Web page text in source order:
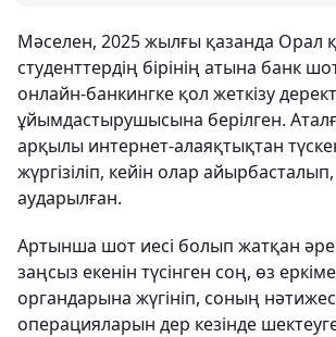
Мәселен, 2025 жылғы қазанда Орал
студенттердің бірінің атына банк
онлайн-банкингке қол жеткізу
ұйымдастырушысына берілген.
арқылы интернет-алаяқтықтан
жүргізіліп, кейін олар
аударылған.
Артынша шот иесі болып жатқан
заңсыз екенін түсінген соң, өз
органдарына жүгініп, соның
операцияларын дер кезінде